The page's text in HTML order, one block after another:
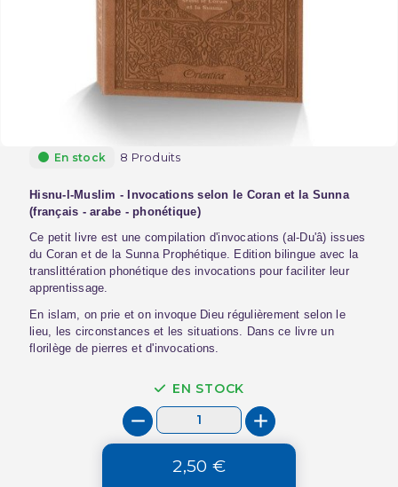
En stock 8 Produits
Hisnu-l-Muslim - Invocations selon le Coran et la Sunna
(français - arabe - phonétique)
Ce petit livre est une compilation d'invocations (al-Du'â) issues
du Coran et de la Sunna Prophétique. Edition bilingue avec la
translittération phonétique des invocations pour faciliter leur
apprentissage.
En islam, on prie et on invoque Dieu régulièrement selon le
lieu, les circonstances et les situations. Dans ce livre un
florilège de pierres et d'invocations.
EN STOCK
2,50 €